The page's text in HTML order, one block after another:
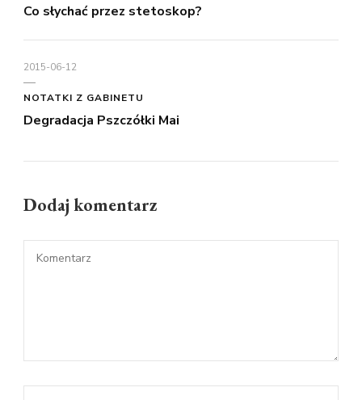
Co słychać przez stetoskop?
2015-06-12
NOTATKI Z GABINETU
Degradacja Pszczółki Mai
Dodaj komentarz